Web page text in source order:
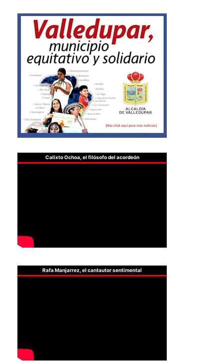
Calixto Ochoa, el filósofo del acordeón
Rafa Manjarrez, el cantautor sentimental